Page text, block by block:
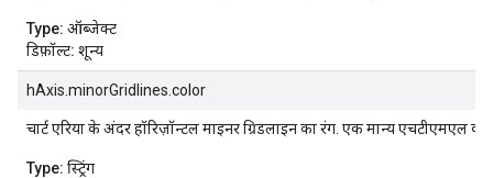
Type: ऑब्जेक्ट
डिफ़ॉल्ट: शून्य
hAxis.minorGridlines.color
चार्ट एरिया के अंदर हॉरिज़ॉन्टल माइनर ग्रिडलाइन का रंग. एक मान्य एचटीएमएल
Type: स्ट्रिंग